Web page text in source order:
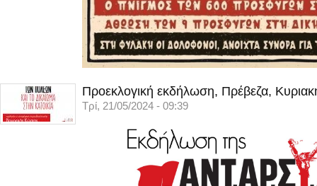
Προεκλογική εκδήλωση, Πρέβεζα,
Τρί, 21/05/2024 - 09:39